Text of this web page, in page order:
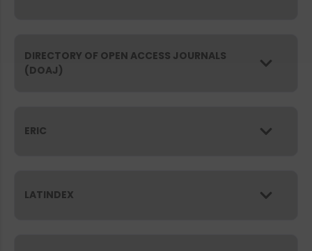
DIRECTORY OF OPEN ACCESS JOURNALS
(DOAJ)
ERIC
LATINDEX